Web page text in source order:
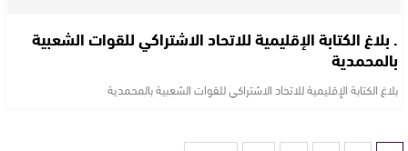
. بلاغ الكتابة الإقليمية للاتحاد الاشتراكي للقوات الشعبية
بالمحمدية
بلاغ الكتابة الإقليمية للاتحاد الاشتراكي للقوات الشعبية بالمحمدية